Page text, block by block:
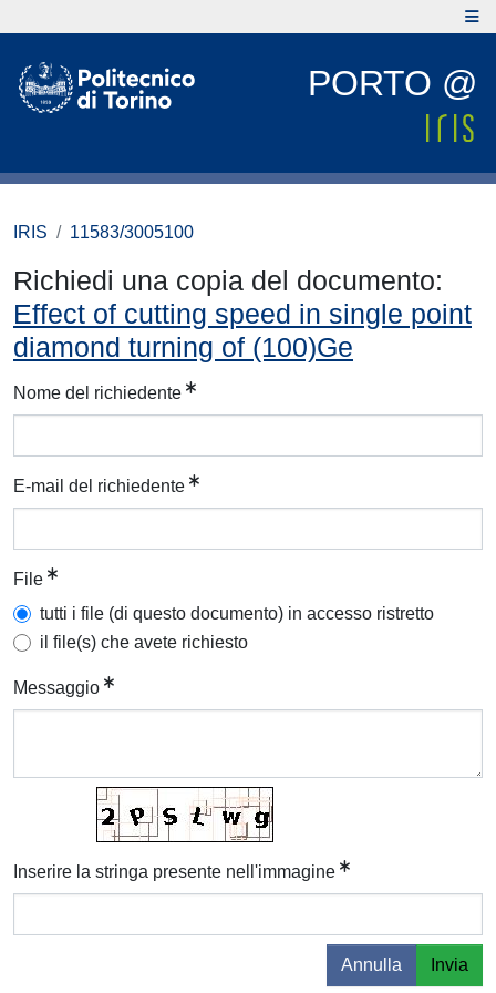
PORTO @
IRIS 11583/3005100
Richiedi una copia del documento:
Effect of cutting speed in single point
diamond turning of (100)Ge
Nome del richiedente
E-mail del richiedente
File
tutti i file (di questo documento) in accesso ristretto
il file(s) che avete richiesto
Messaggio
Inserire la stringa presente nell'immagine
Annulla Invia